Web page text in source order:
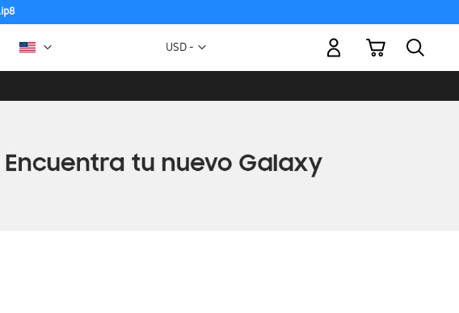
Moneda
USD -
Mi carrito